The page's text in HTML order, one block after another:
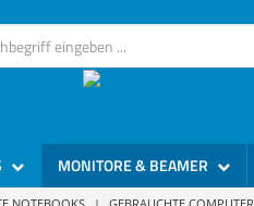
MONITORE & BEAMER